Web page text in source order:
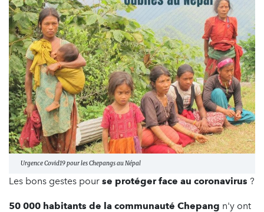
Urgence Covid19 pour les Chepangs au Népal
Les bons gestes pour se protéger face au coronavirus ?
50 000 habitants de la communauté Chepang n'y ont